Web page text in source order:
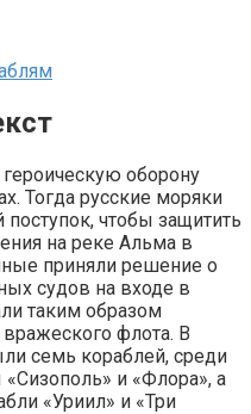
оборону
Тогда русские моряки
чтобы защитить
на реке Альма в
приняли решение о
судов на входе в
таким образом
флота. В
семь кораблей, среди
и «Флора», а
«Уриил» и «Три